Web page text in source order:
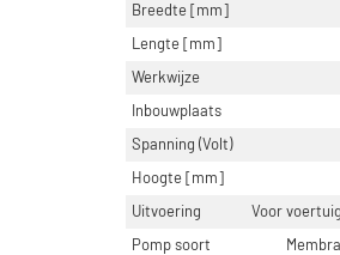
Breedte [mm]
Lengte [mm]
Werkwijze
Inbouwplaats
Spanning (Volt)
Hoogte [mm]
Uitvoering
Voor
Pomp soort